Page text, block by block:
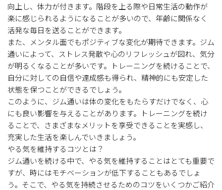
向上し、体力が付きます。階段を上る際や日常生活の動作が
楽に感じられるようになることが多いので、年齢に関係なく
活発な毎日を送ることができます。
また、メンタル面でもポジティブな変化が期待できます。ジム
通いによって、ストレス発散や心のリフレッシュが図れ、気分
が明るくなることが多いです。トレーニングを続けることで、
自分に対しての自信や達成感も得られ、精神的にも安定した
状態を保つことができるでしょう。
このように、ジム通いは体の変化をもたらすだけでなく、心
にも良い影響を与えることがあります。トレーニングを続け
ることで、さまざまなメリットを享受できることを実感し、
充実した生活を楽しんでいきましょう。
やる気を維持するコツとは？
ジム通いを続ける中で、やる気を維持することはとても重要で
すが、時にはモチベーションが低下することもあるでしょ
う。そこで、やる気を持続させるためのコツをいくつかご紹介